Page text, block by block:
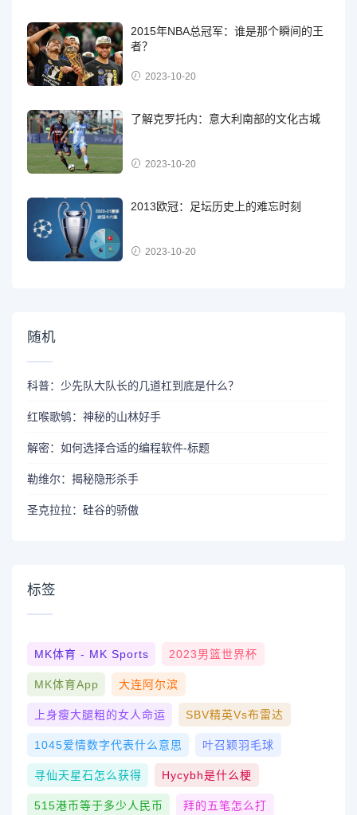
2015年NBA总冠军：谁是那个瞬间的王
者？
2023-10-20
了解克罗托内：意大利南部的文化古城
2023-10-20
2013欧冠：足坛历史上的难忘时刻
2023-10-20
随机
科普：少先队大队长的几道杠到底是什么？
红喉歌鸲：神秘的山林好手
解密：如何选择合适的编程软件-标题
勒维尔：揭秘隐形杀手
圣克拉拉：硅谷的骄傲
标签
MK体育 - MK Sports 2023男篮世界杯
MK体育App 大连阿尔滨
上身瘦大腿粗的女人命运 SBV精英vs布雷达
1045爱情数字代表什么意思 叶召颖羽毛球
寻仙天星石怎么获得 Hycybh是什么梗
515港币等于多少人民币 拜的五笔怎么打